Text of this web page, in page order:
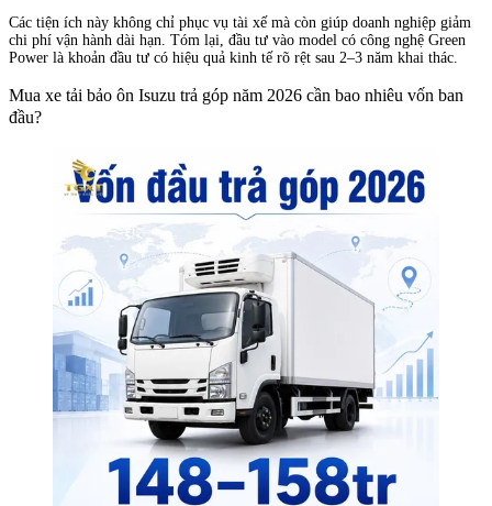
Các tiện ích này không chỉ phục vụ tài xế mà còn giúp doanh nghiệp giảm
chi phí vận hành dài hạn. Tóm lại, đầu tư vào model có công nghệ Green
Power là khoản đầu tư có hiệu quả kinh tế rõ rệt sau 2–3 năm khai thác.
Mua xe tải bảo ôn Isuzu trả góp năm 2026 cần bao nhiêu vốn ban
đầu?